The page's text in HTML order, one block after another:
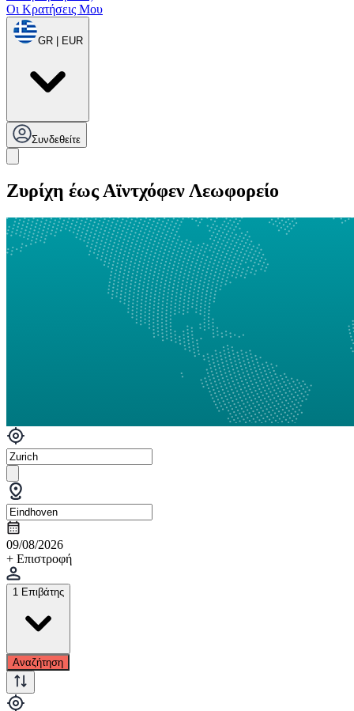
Οι Κρατήσεις Μου
GR | EUR
Συνδεθείτε
Ζυρίχη έως Αϊντχόφεν Λεωφορείο
09/08/2026
+ Επιστροφή
1 Επιβάτης
Αναζήτηση